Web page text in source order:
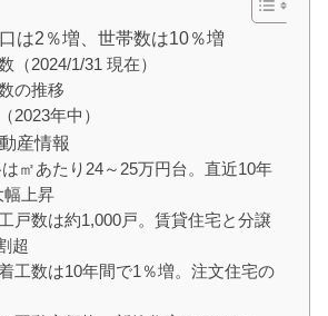
は2％増、世帯数は10％増
（2024/1/31 現在）
の推移
2023年中）
産情報
㎡あたり24～25万円台。直近10年
幅上昇
戸数は約1,000戸。賃貸住宅と分譲
超
工数は10年間で1％増。注文住宅の